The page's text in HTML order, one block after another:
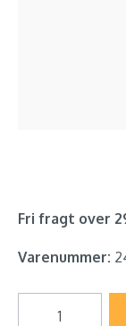
Fri fragt over
Varenummer: